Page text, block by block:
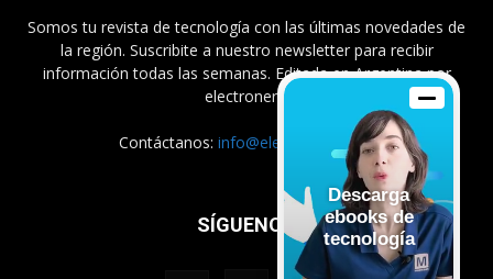
Somos tu revista de tecnología con las últimas novedades de
la región. Suscribite a nuestro newsletter para recibir
información todas las semanas. Editada en Argentina por
electroners.
Contáctanos: info@electroners.com
SÍGUENOS
Descarga
ebooks de
tecnología